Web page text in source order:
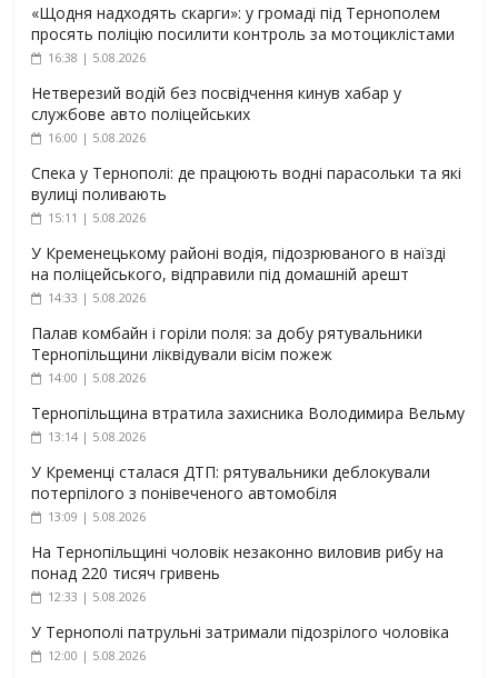
«Щодня надходять скарги»: у громаді під Тернополем
просять поліцію посилити контроль за мотоциклістами
16:38 | 5.08.2026
Нетверезий водій без посвідчення кинув хабар у
службове авто поліцейських
16:00 | 5.08.2026
Спека у Тернополі: де працюють водні парасольки та які
вулиці поливають
15:11 | 5.08.2026
У Кременецькому районі водія, підозрюваного в наїзді
на поліцейського, відправили під домашній арешт
14:33 | 5.08.2026
Палав комбайн і горіли поля: за добу рятувальники
Тернопільщини ліквідували вісім пожеж
14:00 | 5.08.2026
Тернопільщина втратила захисника Володимира Вельму
13:14 | 5.08.2026
У Кременці сталася ДТП: рятувальники деблокували
потерпілого з понівеченого автомобіля
13:09 | 5.08.2026
На Тернопільщині чоловік незаконно виловив рибу на
понад 220 тисяч гривень
12:33 | 5.08.2026
У Тернополі патрульні затримали підозрілого чоловіка
12:00 | 5.08.2026